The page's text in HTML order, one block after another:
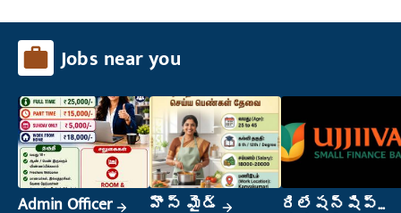
Jobs near you
Admin Officer హౌస్ మైడ్ రిలేషన్‌షిప్